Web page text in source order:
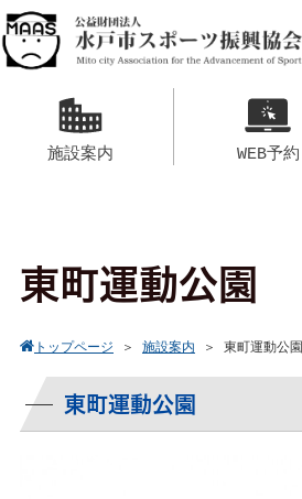
施設案内 WEB予約
東町運動公園
トップページ ＞ 施設案内 ＞ 東町運動公園
東町運動公園